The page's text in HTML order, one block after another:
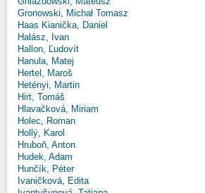
Gronowski, Michał Tomasz
Haas Kianička, Daniel
Halász, Ivan
Hallon, Ľudovít
Hanula, Matej
Hertel, Maroš
Hetényi, Martin
Hirt, Tomáš
Hlavačková, Miriam
Holec, Roman
Hollý, Karol
Hruboň, Anton
Hudek, Adam
Hunčík, Péter
Ivaničková, Edita